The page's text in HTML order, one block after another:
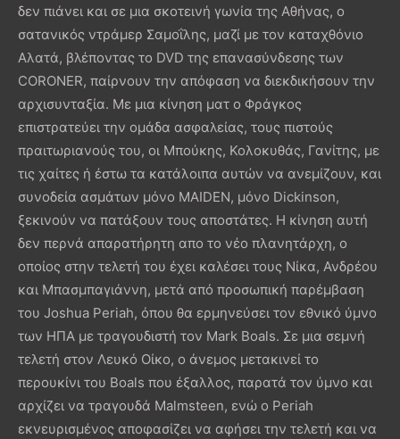
δεν πιάνει και σε μια σκοτεινή γωνία της Αθήνας, ο
σατανικός ντράμερ Σαμοΐλης, μαζί με τον καταχθόνιο
Αλατά, βλέποντας το DVD της επανασύνδεσης των
CORONER, παίρνουν την απόφαση να διεκδικήσουν την
αρχισυνταξία. Με μια κίνηση ματ ο Φράγκος
επιστρατεύει την ομάδα ασφαλείας, τους πιστούς
πραιτωριανούς του, οι Μπούκης, Κολοκυθάς, Γανίτης, με
τις χαίτες ή έστω τα κατάλοιπα αυτών να ανεμίζουν, και
συνοδεία ασμάτων μόνο MAIDEN, μόνο Dickinson,
ξεκινούν να πατάξουν τους αποστάτες. Η κίνηση αυτή
δεν περνά απαρατήρητη απο το νέο πλανητάρχη, ο
οποίος στην τελετή του έχει καλέσει τους Νίκα, Ανδρέου
και Μπασμπαγιάννη, μετά από προσωπική παρέμβαση
του Joshua Periah, όπου θα ερμηνεύσει τον εθνικό ύμνο
των ΗΠΑ με τραγουδιστή τον Mark Boals. Σε μια σεμνή
τελετή στον Λευκό Οίκο, ο άνεμος μετακινεί το
περουκίνι του Boals που έξαλλος, παρατά τον ύμνο και
αρχίζει να τραγουδά Malmsteen, ενώ ο Periah
εκνευρισμένος αποφασίζει να αφήσει την τελετή και να